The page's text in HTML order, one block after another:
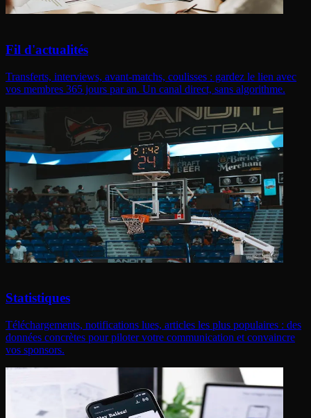
Fil d'actualités
Transferts, interviews, avant-matchs, coulisses : gardez le lien avec
vos membres 365 jours par an. Un canal direct, sans algorithme.
Statistiques
Téléchargements, notifications lues, articles les plus populaires : des
données concrètes pour piloter votre communication et convaincre
vos sponsors.